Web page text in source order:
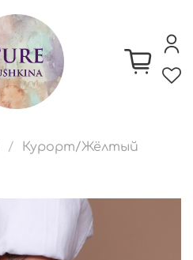
Курорт/Жёлтый